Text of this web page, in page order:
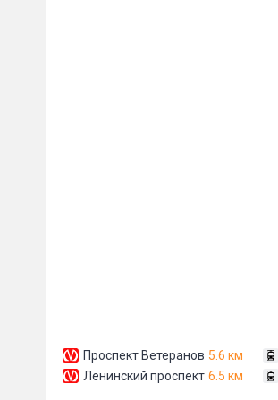
Проспект Ветеранов 5.6 км
Ленинский проспект 6.5 км